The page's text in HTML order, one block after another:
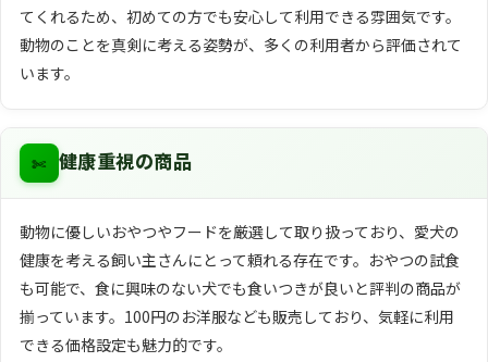
てくれるため、初めての方でも安心して利用できる雰囲気です。
動物のことを真剣に考える姿勢が、多くの利用者から評価されて
います。
✄ 健康重視の商品
動物に優しいおやつやフードを厳選して取り扱っており、愛犬の
健康を考える飼い主さんにとって頼れる存在です。おやつの試食
も可能で、食に興味のない犬でも食いつきが良いと評判の商品が
揃っています。100円のお洋服なども販売しており、気軽に利用
できる価格設定も魅力的です。